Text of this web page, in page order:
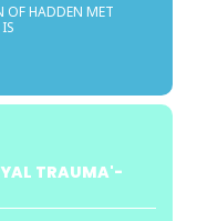
OF HADDEN MET
TRAUMA'-